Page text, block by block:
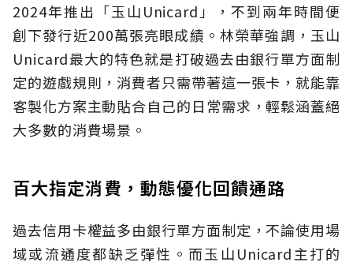
2024年推出「玉山Unicard」，不到兩年時間便
創下發行近200萬張亮眼成績。林榮華強調，玉山
Unicard最大的特色就是打破過去由銀行單方面制
定的遊戲規則，消費者只需帶著這一張卡，就能靠
客製化方案主動貼合自己的日常需求，輕鬆涵蓋絕
大多數的消費場景。
百大指定消費，動態優化回饋通路
過去信用卡權益多由銀行單方面制定，不論使用場
域或流通度都缺乏彈性。而玉山Unicard主打的